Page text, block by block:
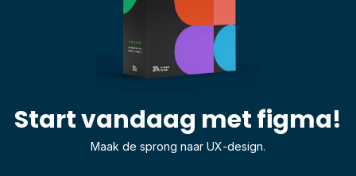
Start vandaag met figma!
Maak de sprong naar UX-design.